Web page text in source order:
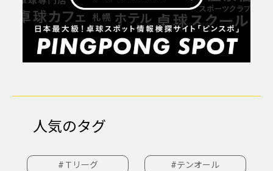
人気のタグ
#Ｔリーグ #テンオール